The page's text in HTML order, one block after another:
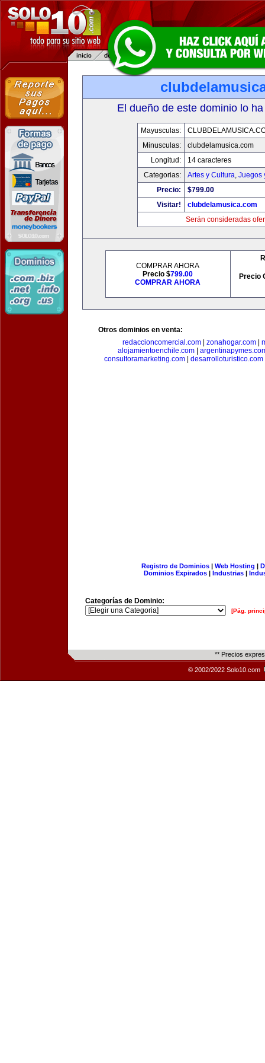
El dueño de este dominio lo
Mayusculas:
Minusculas:
clubdelamusica.com
Longitud:
14 caracteres
Categorias:
Artes y Cultura, Juegos
Precio:
$799.00
Visitar!
clubdelamusica.com
Serán consideradas
COMPRAR AHORA
Precio $799.00
COMPRAR AHORA
Precio
Otros dominios en venta:
redaccioncomercial.com
zonahogar.com
alojamientoenchile.com
consultoramarketing.com
desarrolloturistico.com
Registro de Dominios| Web Hosting |
Dominios Expirados | Industrias |
Categorías de Dominio:
[Pág.
** Precios
© 2002/2022 Solo10.com